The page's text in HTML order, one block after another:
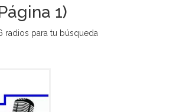
1)
radios para tu búsqueda